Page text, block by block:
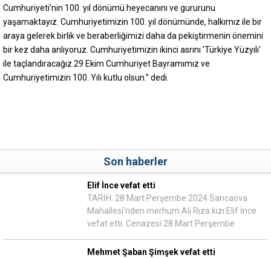
Cumhuriyeti'nin 100. yıl dönümü heyecanını ve gururunu
yaşamaktayız. Cumhuriyetimizin 100. yıl dönümünde, halkımız ile bir
araya gelerek birlik ve beraberliğimizi daha da pekiştirmenin önemini
bir kez daha anlıyoruz. Cumhuriyetimizin ikinci asrını 'Türkiye Yüzyılı'
ile taçlandıracağız.29 Ekim Cumhuriyet Bayramımız ve
Cumhuriyetimizin 100. Yılı kutlu olsun.” dedi.
Son haberler
Elif İnce vefat etti
TARİH: 28 Mart Perşembe 2024 Sarıcaova
Mahallesi'nden merhum Ali Rıza kızı Elif İnce
vefat etti. Cenazesi 28 Mart Perşembe
Mehmet Şaban Şimşek vefat etti